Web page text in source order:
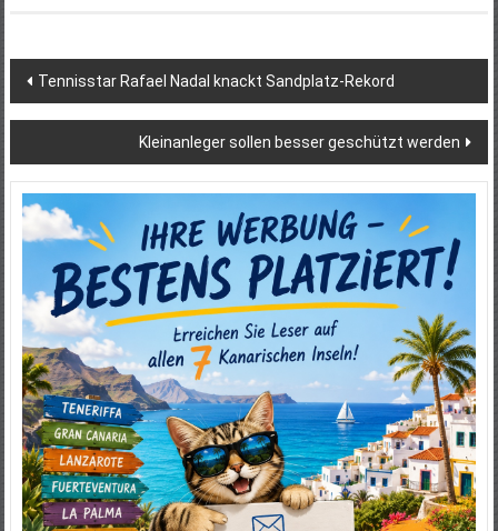
Beitragsnavigation
Tennisstar Rafael Nadal knackt Sandplatz-Rekord
Kleinanleger sollen besser geschützt werden